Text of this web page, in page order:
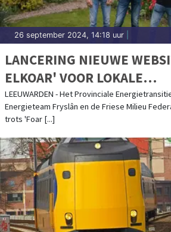
26 september 2024, 14:18 uur
LANCERING NIEUWE
ELKOAR' VOOR LOKALE
ENERGIEBESPARING
LEEUWARDEN - Het Provinciale
Energieteam Fryslân en de Friese Milieu
trots 'Foar [...]